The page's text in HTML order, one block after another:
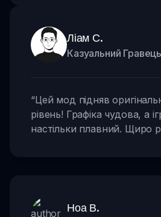
Ліам С.
Казуальний Гравець
“Цей мод підняв
рівень! Графіка чудова, а
настільки плавний. Щиро
Ноа В.